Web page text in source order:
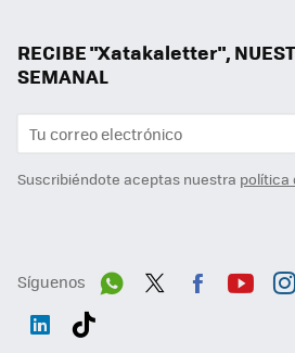
RECIBE "Xatakaletter",
SEMANAL
Suscribiéndote aceptas nuestra política
Síguenos